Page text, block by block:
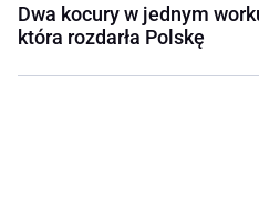
Dwa kocury w jednym
która rozdarła Polskę